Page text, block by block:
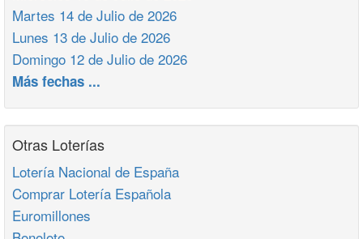
Martes 14 de Julio de 2026
Lunes 13 de Julio de 2026
Domingo 12 de Julio de 2026
Más fechas ...
Otras Loterías
Lotería Nacional de España
Comprar Lotería Española
Euromillones